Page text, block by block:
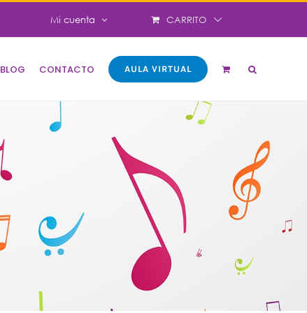
Mi cuenta CARRITO
BLOG CONTACTO AULA VIRTUAL